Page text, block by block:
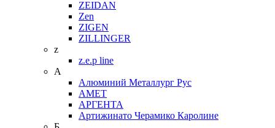
ZEIDAN
Zen
ZIGEN
ZILLINGER
z
z.e.p line
А
Алюминий Металлург Рус
АМЕТ
АРГЕНТА
Артижинато Черамико Каролине